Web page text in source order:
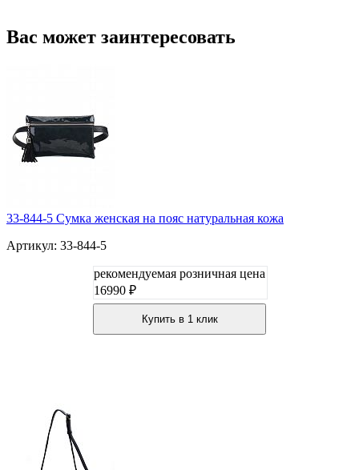
Вас может заинтересовать
33-844-5 Сумка женская на пояс натуральная кожа
Артикул: 33-844-5
рекомендуемая розничная цена
16990 ₽
Купить в 1 клик